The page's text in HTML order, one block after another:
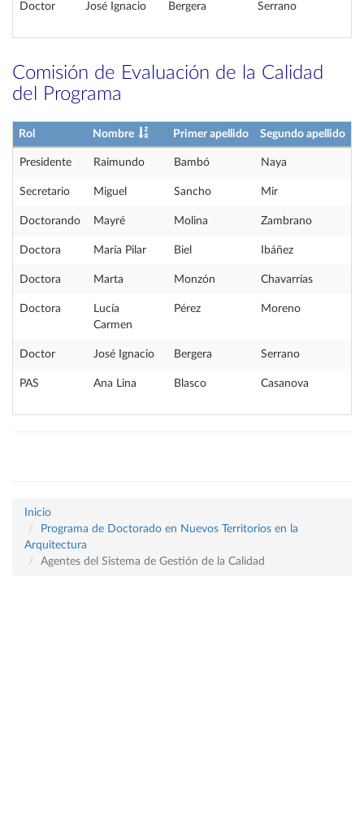
Doctor José Ignacio Bergera Serrano
Comisión de Evaluación de la Calidad
del Programa
Rol Nombre Primer apellido Segundo apellido
Presidente Raimundo Bambó Naya
Secretario Miguel Sancho Mir
Doctorando Mayré Molina Zambrano
Doctora María Pilar Biel Ibáñez
Doctora Marta Monzón Chavarrías
Doctora
Lucía
Carmen
Pérez Moreno
Doctor José Ignacio Bergera Serrano
PAS Ana Lina Blasco Casanova
Inicio
Programa de Doctorado en Nuevos Territorios en la
Arquitectura
Agentes del Sistema de Gestión de la Calidad